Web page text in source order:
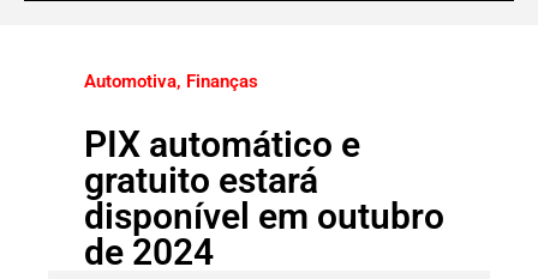
Automotiva, Finanças
PIX automático e
gratuito estará
disponível em outubro
de 2024